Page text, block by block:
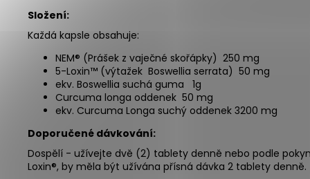
Složení:
Každá kapsle obsahuje:
NEM® (Prášek z vaječné skořápky) 250 mg
5-Loxin™ (výtažek Boswellia serrata) 50 mg
ekv. Boswellia suchá guma 1g
Curcuma longa oddenek 50 mg
ekv. Curcuma Longa suchý oddenek 3200 mg
Doporučené dávkování:
Dospělí - užívejte dvě (2) tablety denně nebo podle
Loxin®, by měla být užívána přísná dávka 2 tablety denně.